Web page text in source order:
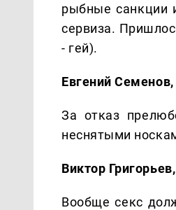
рыбные санкции
сервиза.
- гей).
Евгений Семенов,
За отказ
неснятыми
Виктор
Вообще секс